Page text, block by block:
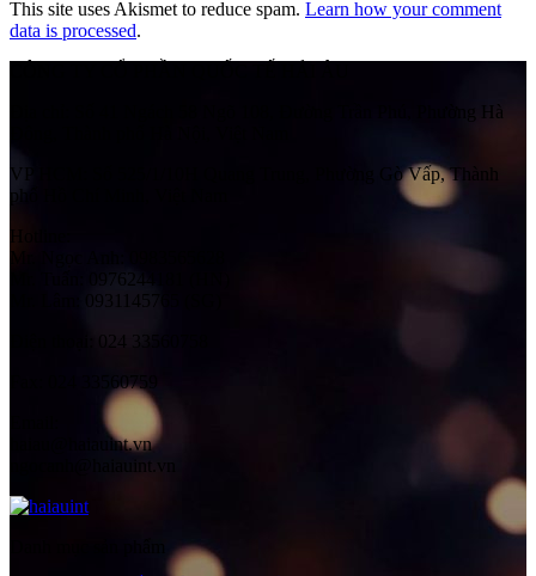
This site uses Akismet to reduce spam. Learn how your comment
data is processed.
Số 41 Ngách 58 Ngõ 108, Đường Trần Phú, Phường Hà
VP HCM:
Số 525/1/10H Quang Trung, Phường Gò Vấp, Thành
phố Hồ Chí Minh, Việt Nam
Hotline:
Mr. Ngọc Anh: 0983565628
Mr. Tuấn: 0976244181 (HN)
Mr. Lâm: 0931145765 (SG)
024 33560759
haiau@haiauint.vn